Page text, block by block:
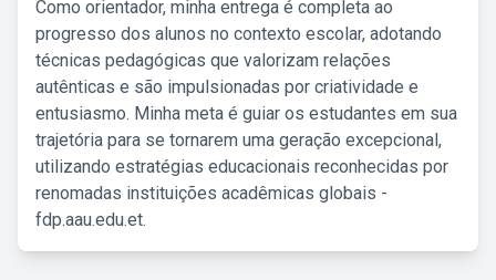
Como orientador, minha entrega é completa ao
progresso dos alunos no contexto escolar, adotando
técnicas pedagógicas que valorizam relações
autênticas e são impulsionadas por criatividade e
entusiasmo. Minha meta é guiar os estudantes em sua
trajetória para se tornarem uma geração excepcional,
utilizando estratégias educacionais reconhecidas por
renomadas instituições acadêmicas globais -
fdp.aau.edu.et.